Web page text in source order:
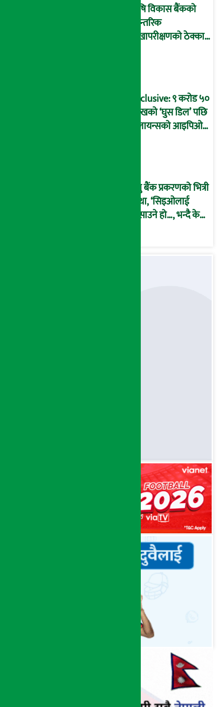
कृषि विकास बैंकको
आन्तरिक
लेखापरीक्षणको ठेक्का
आरोप !
Exclusive: ९ करोड ५०
लाखको ‘घुस डिल’ पछि
रिलायन्सको आइपिओ
प्रभु बैंक प्रकरणको भित्री
कथा, ‘सिइओलाई
फसाउने हो…, भन्दै के